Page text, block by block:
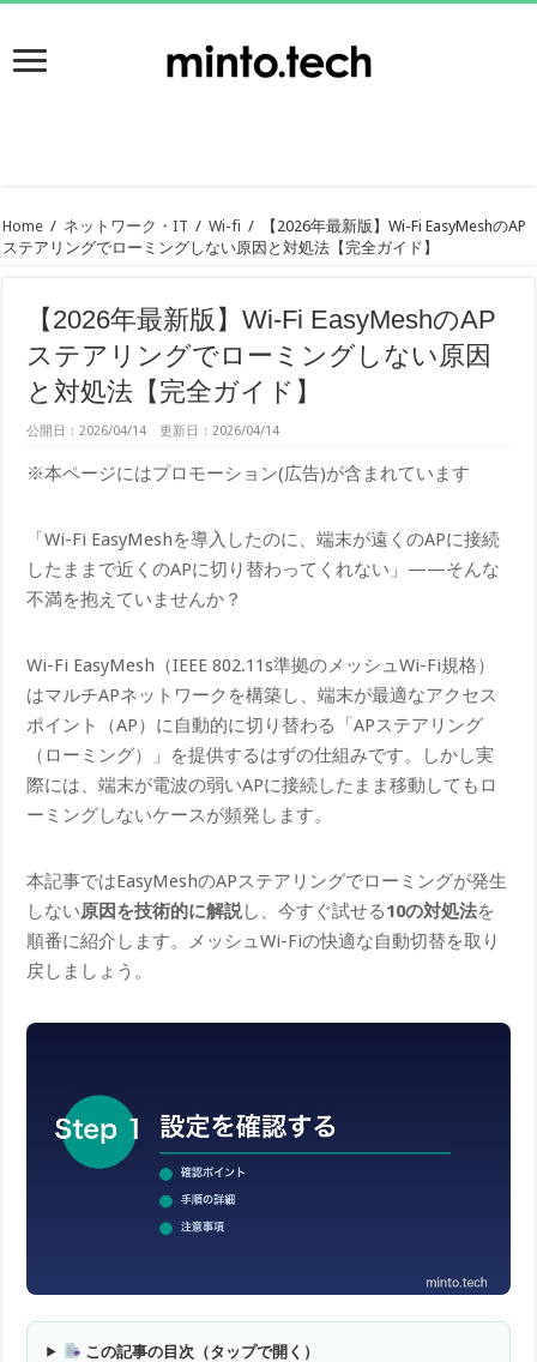
Home / ネットワーク・IT / Wi-fi /
【2026年最新版】Wi-Fi EasyMeshのAP
ステアリングでローミングしない原因と対処法【完全ガイド】
【2026年最新版】Wi-Fi EasyMeshのAP
ステアリングでローミングしない原因
と対処法【完全ガイド】
公開日：2026/04/14 更新日：2026/04/14
※本ページにはプロモーション(広告)が含まれています
「Wi-Fi EasyMeshを導入したのに、端末が遠くのAPに接続
したままで近くのAPに切り替わってくれない」——そんな
不満を抱えていませんか？
Wi-Fi EasyMesh（IEEE 802.11s準拠のメッシュWi-Fi規格）
はマルチAPネットワークを構築し、端末が最適なアクセス
ポイント（AP）に自動的に切り替わる「APステアリング
（ローミング）」を提供するはずの仕組みです。しかし実
際には、端末が電波の弱いAPに接続したまま移動してもロ
ーミングしないケースが頻発します。
本記事ではEasyMeshのAPステアリングでローミングが発生
しない原因を技術的に解説し、今すぐ試せる10の対処法を
順番に紹介します。メッシュWi-Fiの快適な自動切替を取り
戻しましょう。
この記事の目次（タップで開く）